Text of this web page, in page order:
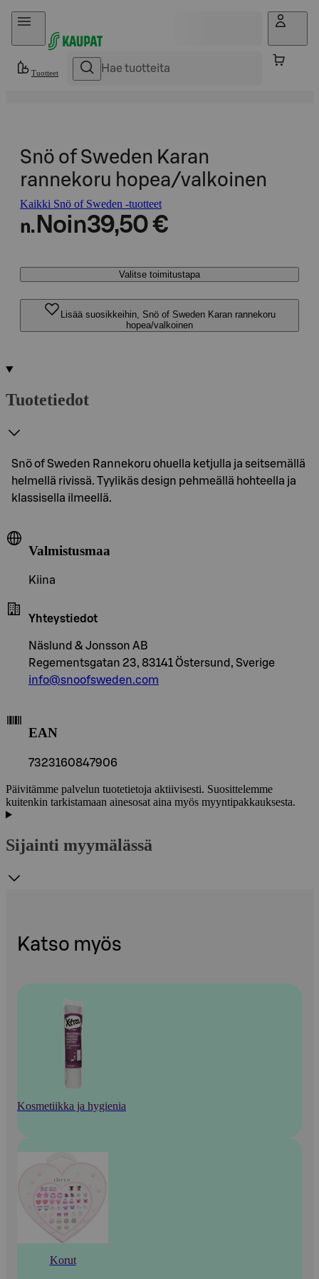
Hyppää sisältöön
Tuotteet
Snö of Sweden Karan
rannekoru hopea/valkoinen
Kaikki Snö of Sweden -tuotteet
n. Noin39,50 €
Valitse toimitustapa
Lisää suosikkeihin, Snö of Sweden Karan rannekoru
hopea/valkoinen
Tuotetiedot
Snö of Sweden Rannekoru ohuella ketjulla ja seitsemällä
helmellä rivissä. Tyylikäs design pehmeällä hohteella ja
klassisella ilmeellä.
Valmistusmaa
Kiina
Yhteystiedot
Näslund & Jonsson AB
Regementsgatan 23, 83141 Östersund, Sverige
info@snoofsweden.com
EAN
7323160847906
Päivitämme palvelun tuotetietoja aktiivisesti. Suosittelemme
kuitenkin tarkistamaan ainesosat aina myös myyntipakkauksesta.
Sijainti myymälässä
Katso myös
Kosmetiikka ja hygienia
Korut